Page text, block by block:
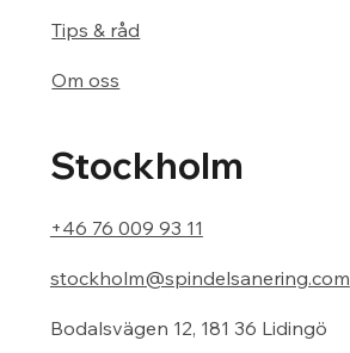
Tips & råd
Om oss
Stockholm
+46 76 009 93 11
Bodalsvägen 12, 181 36 Lidingö
stockholm@spindelsanering.com